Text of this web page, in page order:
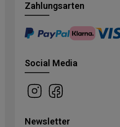
Zahlungsarten
Social Media
Newsletter